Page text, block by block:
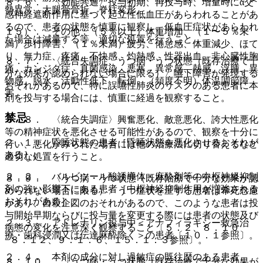
感神経遮断作用に基づく起立性低血圧があらわれることがあ
るので、患者の状態を慎重に観察し、低血圧症状があらわれ
た場合は減量する等、適切な処置を行うこと。
８．７． 〈統合失調症、うつ病・うつ状態（既存治療で十
分な効果が認められない場合に限る）〉嚥下障害が発現する
おそれがあるので、特に誤嚥性肺炎のリスクのある患者に本
剤を投与する場合には、慎重に経過を観察すること。
８．８． 〈統合失調症〉興奮悪化、敵意悪化、誇大性悪化
等の精神症状を悪化させる可能性があるので、観察を十分に
行い、悪化がみられた場合には他の治療法に切り替えるなど
適切な処置を行うこと。
８．９． 〈うつ病・うつ状態（既存治療で十分な効果が認
められない場合に限る）〉うつ症状を呈する患者は希死念慮
があり、自殺企図のおそれがあるので、このような患者は投
与開始早期ならびに投与量を変更する際には患者の状態及び
病態の変化を注意深く観察すること〔５．２、８．１０
−８．１２、９．１．６、１５．１．３参照〕。
勢異常、大腿骨骨折、脊柱変形。
１５）． その他：（５％以上）体重増加、（１〜５％未
満）歩行障害、（１％未満）疲労、倦怠感、体重減少、ほて
り、無力症、疼痛、不快感、灼熱感、性器出血、非心臓性胸
痛、カンジダ症、真菌感染、悪寒、異常感、熱感、浮腫、異
物感、脱水、活動性低下、転倒、（頻度不明）体温調節障
害。
禁忌
２．１． 昏睡状態の患者［昏睡状態を悪化させるおそれが
ある］。
２．２． バルビツール酸誘導体・麻酔剤等の中枢神経抑制
剤の強い影響下にある患者［中枢神経抑制作用が増強される
おそれがある］。
２．３． アドレナリン投与中＜アナフィラキシー救急治
療・歯科浸潤又は伝達麻酔除く＞の患者〔１０．１参照〕。
２．４． 本剤の成分に対し過敏症の既往歴のある患者。